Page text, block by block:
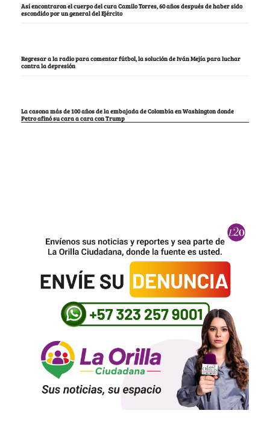
Así encontraron el cuerpo del cura Camilo Torres, 60 años después de haber sido
escondido por un general del Ejército
Regresar a la radio para comentar fútbol, la solución de Iván Mejía para luchar
contra la depresión
La casona más de 100 años de la embajada de Colombia en Washington donde
Petro afinó su cara a cara con Trump